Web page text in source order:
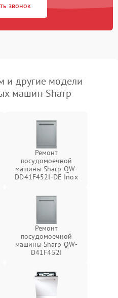
звонок
и другие модели
машин Sharp
Ремонт
посудомоечной
машины Sharp QW-
DD41F452I-DE Inox
Ремонт
посудомоечной
машины Sharp QW-
D41F452I